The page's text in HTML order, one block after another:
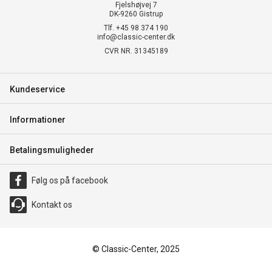
Fjelshøjvej 7
DK-9260 Gistrup
Tlf. +45 98 374 190
info@classic-center.dk
CVR NR. 31345189
Kundeservice
Informationer
Betalingsmuligheder
Følg os på facebook
Kontakt os
© Classic-Center, 2025